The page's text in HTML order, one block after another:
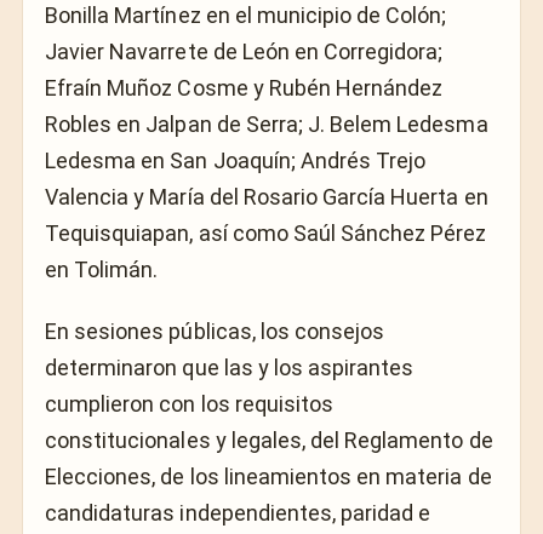
Bonilla Martínez en el municipio de Colón;
Javier Navarrete de León en Corregidora;
Efraín Muñoz Cosme y Rubén Hernández
Robles en Jalpan de Serra; J. Belem Ledesma
Ledesma en San Joaquín; Andrés Trejo
Valencia y María del Rosario García Huerta en
Tequisquiapan, así como Saúl Sánchez Pérez
en Tolimán.
En sesiones públicas, los consejos
determinaron que las y los aspirantes
cumplieron con los requisitos
constitucionales y legales, del Reglamento de
Elecciones, de los lineamientos en materia de
candidaturas independientes, paridad e